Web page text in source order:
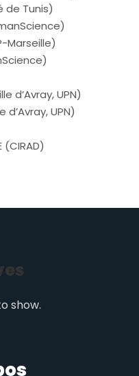
de Tunis)
Marseille)
d’Avray, UPN)
d’Avray, UPN)
(CIRAD)
show.